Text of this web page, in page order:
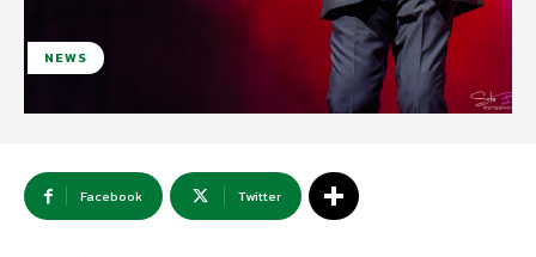
NEWS
Facebook Twitter